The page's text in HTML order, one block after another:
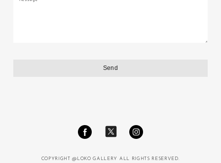
COPYRIGHT @LOKO GALLERY ALL RIGHTS RESERVED.